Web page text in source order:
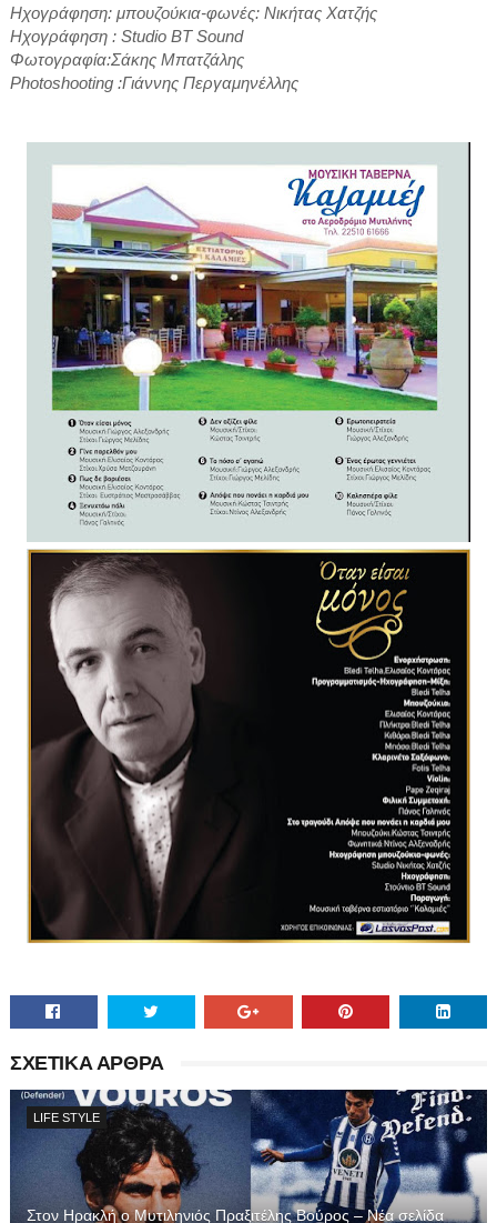
Ηχογράφηση: μπουζούκια-φωνές: Νικήτας Χατζής
Ηχογράφηση : Studio BT Sound
Φωτογραφία:Σάκης Μπατζάλης
Photoshooting :Γιάννης Περγαμηνέλλης
ΣΧΕΤΙΚΑ ΑΡΘΡΑ
LIFE STYLE
Στον Ηρακλή ο Μυτιληνιός Πραξιτέλης Βούρος – Νέα σελίδα